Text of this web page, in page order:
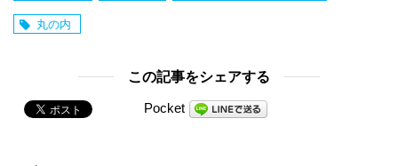
丸の内
この記事をシェアする
Pocket